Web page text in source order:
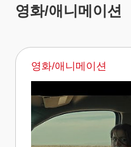
영화/애니메이션
영화/애니메이션